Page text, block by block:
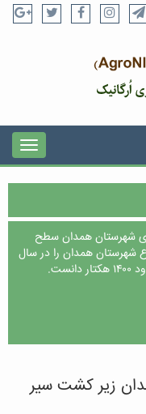
شهرستان همدان سطح
شهرستان همدان را در سال
زیر کشت سیر